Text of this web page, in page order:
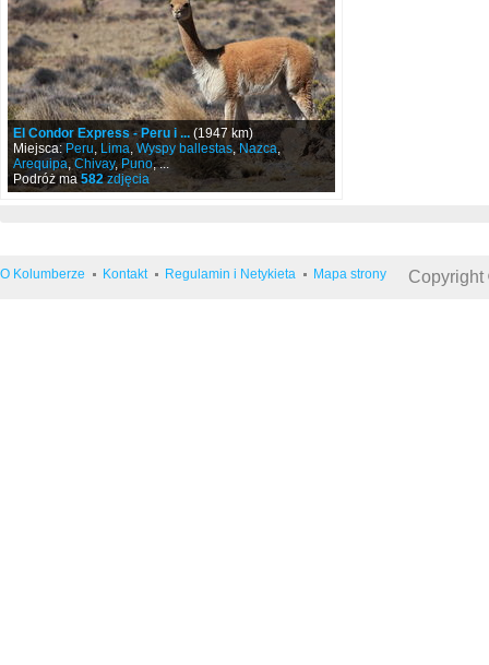
El Condor Express - Peru i ... (1947 km)
Miejsca:Peru, Lima, Wyspy ballestas,Nazca,
Arequipa,Chivay,Puno, ...
Podróż ma582zdjęcia
O Kolumberze Kontakt Regulamin i Netykieta Mapa strony